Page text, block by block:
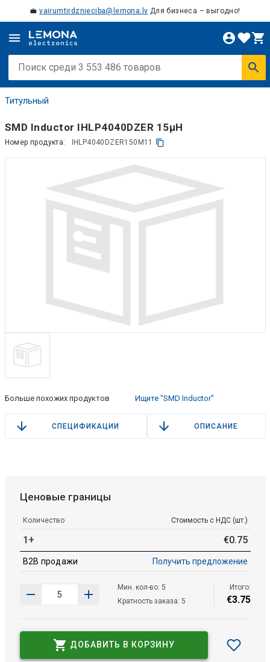
💼vairumtirdznieciba@lemona.lv Для бизнеса – выгодно!
Титульный
SMD Inductor IHLP4040DZER 15µH
Номер продукта: IHLP4040DZER150M11
Больше похожих продуктов Ищите "SMD Inductor"
СПЕЦИФИКАЦИИ ОПИСАНИЕ
Ценовые границы
Количество Стоимость с НДС (шт.)
1+ €0.75
B2B продажи Получить предложение
Мин. кол-во: 5
Кратность заказа: 5
Итого:
€3.75
ДОБАВИТЬ В КОРЗИНУ